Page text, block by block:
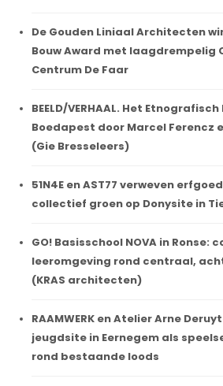
De Gouden Liniaal Architecten
Bouw Award met laagdrempelig
Centrum De Faar
BEELD/VERHAAL. Het
Boedapest door Marcel Ferencz
(Gie Bresseleers)
51N4E en AST77 verweven
collectief groen op Donysite in
GO! Basisschool NOVA in Ronse:
leeromgeving rond centraal,
(KRAS architecten)
RAAMWERK en Atelier Arne
jeugdsite in Eernegem als
rond bestaande loods